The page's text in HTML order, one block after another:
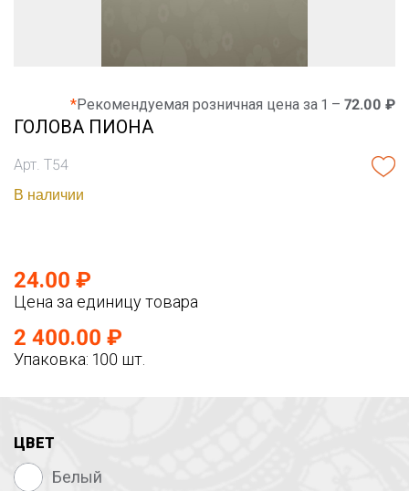
*Рекомендуемая розничная цена за 1 – 72.00 ₽
ГОЛОВА ПИОНА
Арт. Т54
В наличии
24.00 ₽
Цена за единицу товара
2 400.00 ₽
Упаковка: 100 шт.
ЦВЕТ
Белый